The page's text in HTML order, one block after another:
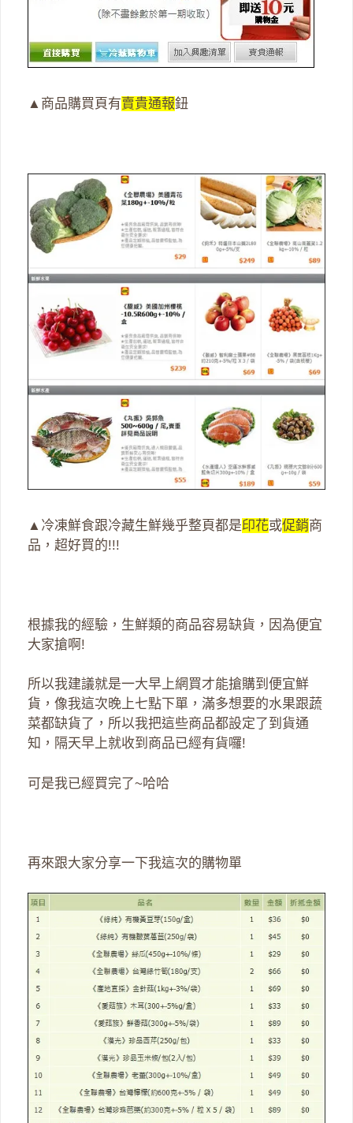
▲商品購買頁有賣貴通報鈕
▲冷凍鮮食跟冷藏生鮮幾乎整頁都是印花或促銷商
品，超好買的!!!
根據我的經驗，生鮮類的商品容易缺貨，因為便宜
大家搶啊!
所以我建議就是一大早上網買才能搶購到便宜鮮
貨，像我這次晚上七點下單，滿多想要的水果跟蔬
菜都缺貨了，所以我把這些商品都設定了到貨通
知，隔天早上就收到商品已經有貨囉!
可是我已經買完了~哈哈
再來跟大家分享一下我這次的購物單